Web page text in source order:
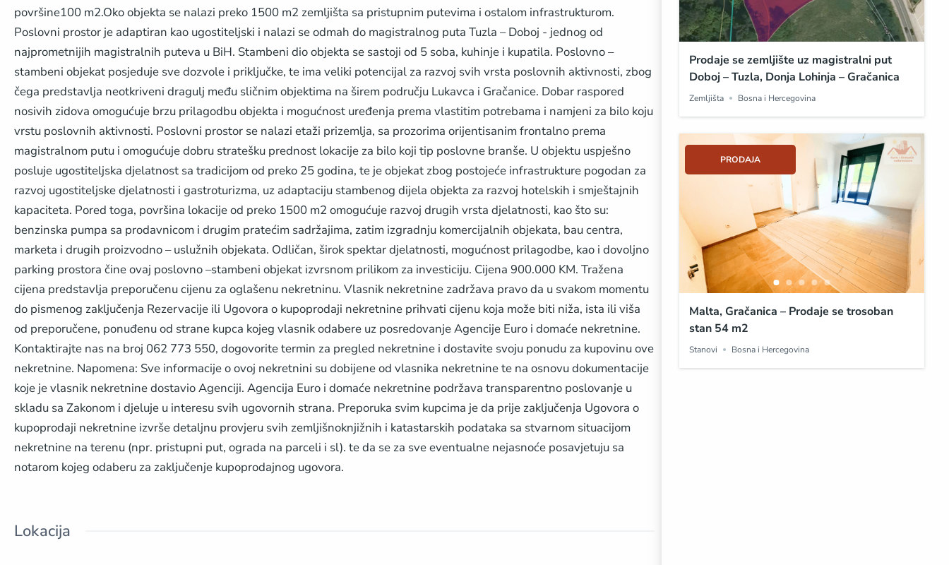
površine100 m2.Oko objekta se nalazi preko 1500 m2 zemljišta sa pristupnim putevima i ostalom infrastrukturom.
Poslovni prostor je adaptiran kao ugostiteljski i nalazi se odmah do magistralnog puta Tuzla – Doboj - jednog od
najprometnijih magistralnih puteva u BiH. Stambeni dio objekta se sastoji od 5 soba, kuhinje i kupatila. Poslovno –
stambeni objekat posjeduje sve dozvole i priključke, te ima veliki potencijal za razvoj svih vrsta poslovnih aktivnosti, zbog
čega predstavlja neotkriveni dragulj među sličnim objektima na širem području Lukavca i Gračanice. Dobar raspored
nosivih zidova omogućuje brzu prilagodbu objekta i mogućnost uređenja prema vlastitim potrebama i namjeni za bilo koju
vrstu poslovnih aktivnosti. Poslovni prostor se nalazi etaži prizemlja, sa prozorima orijentisanim frontalno prema
magistralnom putu i omogućuje dobru stratešku prednost lokacije za bilo koji tip poslovne branše. U objektu uspješno
posluje ugostiteljska djelatnost sa tradicijom od preko 25 godina, te je objekat zbog postojeće infrastrukture pogodan za
razvoj ugostiteljske djelatnosti i gastroturizma, uz adaptaciju stambenog dijela objekta za razvoj hotelskih i smještajnih
kapaciteta. Pored toga, površina lokacije od preko 1500 m2 omogućuje razvoj drugih vrsta djelatnosti, kao što su:
benzinska pumpa sa prodavnicom i drugim pratećim sadržajima, zatim izgradnju komercijalnih objekata, bau centra,
marketa i drugih proizvodno – uslužnih objekata. Odličan, širok spektar djelatnosti, mogućnost prilagodbe, kao i dovoljno
parking prostora čine ovaj poslovno –stambeni objekat izvrsnom prilikom za investiciju. Cijena 900.000 KM. Tražena
cijena predstavlja preporučenu cijenu za oglašenu nekretninu. Vlasnik nekretnine zadržava pravo da u svakom momentu
do pismenog zaključenja Rezervacije ili Ugovora o kupoprodaji nekretnine prihvati cijenu koja može biti niža, ista ili viša
od preporučene, ponuđenu od strane kupca kojeg vlasnik odabere uz posredovanje Agencije Euro i domaće nekretnine.
Kontaktirajte nas na broj 062 773 550, dogovorite termin za pregled nekretnine i dostavite svoju ponudu za kupovinu ove
nekretnine. Napomena: Sve informacije o ovoj nekretnini su dobijene od vlasnika nekretnine te na osnovu dokumentacije
koje je vlasnik nekretnine dostavio Agenciji. Agencija Euro i domaće nekretnine podržava transparentno poslovanje u
skladu sa Zakonom i djeluje u interesu svih ugovornih strana. Preporuka svim kupcima je da prije zaključenja Ugovora o
kupoprodaji nekretnine izvrše detaljnu provjeru svih zemljišnoknjižnih i katastarskih podataka sa stvarnom situacijom
nekretnine na terenu (npr. pristupni put, ograda na parceli i sl). te da se za sve eventualne nejasnoće posavjetuju sa
notarom kojeg odaberu za zaključenje kupoprodajnog ugovora.
Lokacija
Prodaje se zemljište uz magistralni put
Doboj – Tuzla, Donja Lohinja – Gračanica
Zemljišta Bosna i Hercegovina
PRODAJA
Malta, Gračanica – Prodaje se trosoban
stan 54 m2
Stanovi Bosna i Hercegovina